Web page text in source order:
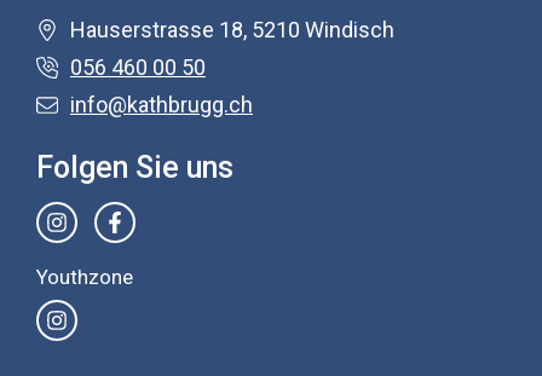
Hauserstrasse 18, 5210 Windisch
056 460 00 50
info@kathbrugg.ch
Folgen Sie uns
Youthzone